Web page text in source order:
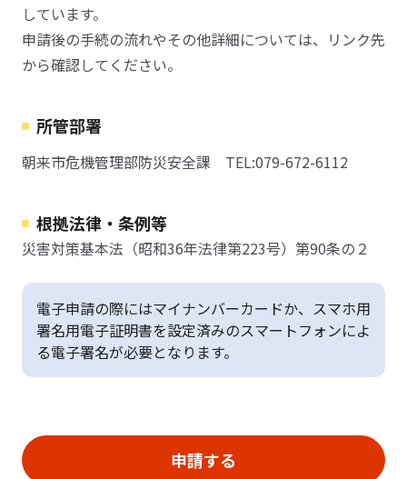
しています。
申請後の手続の流れやその他詳細については、リンク先
から確認してください。
所管部署
朝来市危機管理部防災安全課 TEL:079-672-6112
根拠法律・条例等
災害対策基本法（昭和36年法律第223号）第90条の２
電子申請の際にはマイナンバーカードか、スマホ用
署名用電子証明書を設定済みのスマートフォンによ
る電子署名が必要となります。